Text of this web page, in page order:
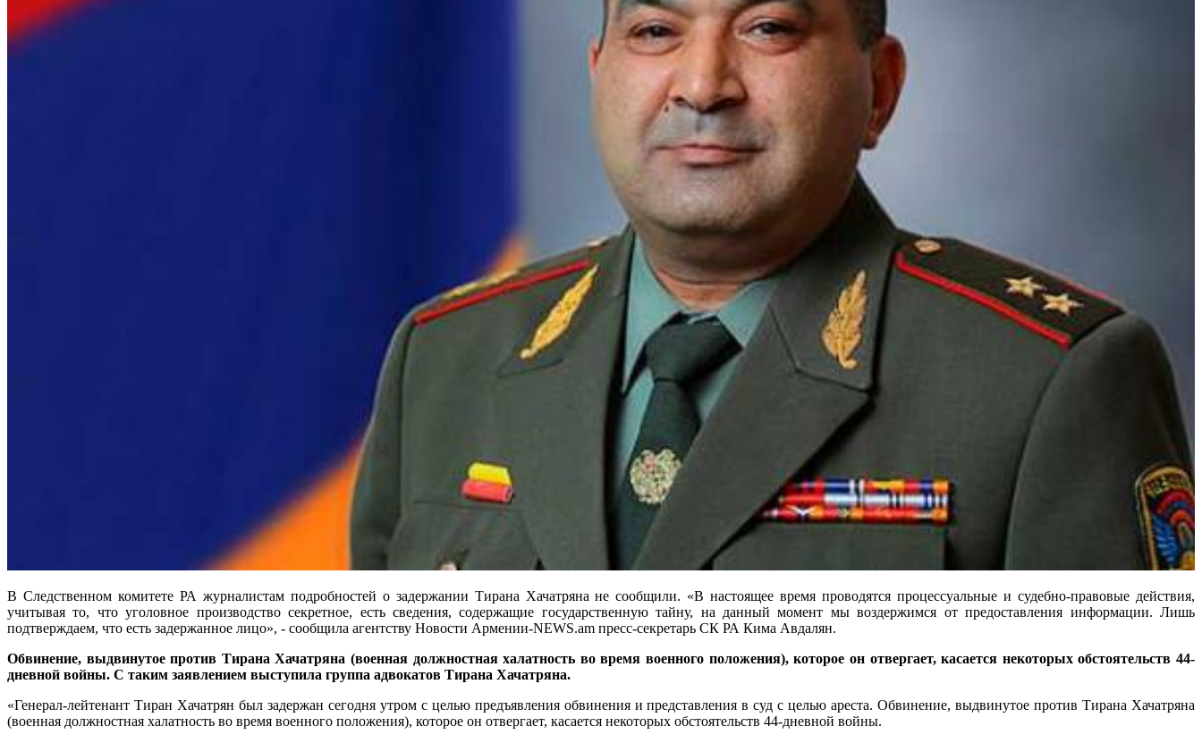
В Следственном комитете РА журналистам подробностей о задержании Тирана Хачатряна не сообщили. «В настоящее время проводятся процессуальные и судебно-правовые действия,
учитывая то, что уголовное производство секретное, есть сведения, содержащие государственную тайну, на данный момент мы воздержимся от предоставления информации. Лишь
подтверждаем, что есть задержанное лицо», - сообщила агентству Новости Армении-NEWS.am пресс-секретарь СК РА Кима Авдалян.
Обвинение, выдвинутое против Тирана Хачатряна (военная должностная халатность во время военного положения), которое он отвергает, касается некоторых обстоятельств 44-
дневной войны. С таким заявлением выступила группа адвокатов Тирана Хачатряна.
«Генерал-лейтенант Тиран Хачатрян был задержан сегодня утром с целью предъявления обвинения и представления в суд с целью ареста. Обвинение, выдвинутое против Тирана Хачатряна
(военная должностная халатность во время военного положения), которое он отвергает, касается некоторых обстоятельств 44-дневной войны.